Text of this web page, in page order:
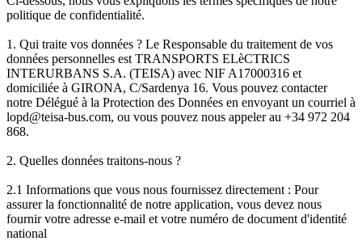
politique de confidentialité.
1. Qui traite vos données ? Le Responsable du traitement de vos
données personnelles est TRANSPORTS ELèCTRICS
INTERURBANS S.A. (TEISA) avec NIF A17000316 et
domiciliée à GIRONA, C/Sardenya 16. Vous pouvez contacter
notre Délégué à la Protection des Données en envoyant un courriel à
lopd@teisa-bus.com, ou vous pouvez nous appeler au +34 972 204
868.
2. Quelles données traitons-nous ?
2.1 Informations que vous nous fournissez directement : Pour
assurer la fonctionnalité de notre application, vous devez nous
fournir votre adresse e-mail et votre numéro de document d'identité
national